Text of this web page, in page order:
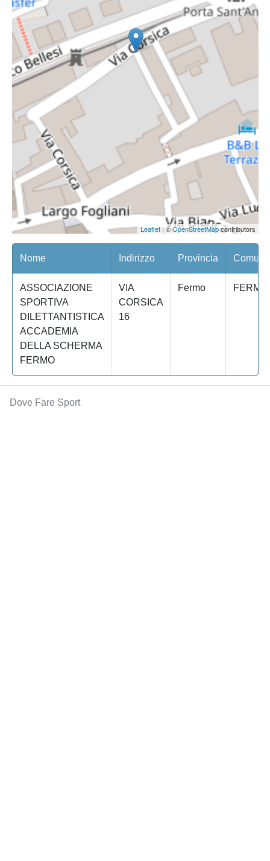
Leaflet| ©OpenStreetMapcontributors
Nome Indirizzo Provincia
ASSOCIAZIONE
SPORTIVA
DILETTANTISTICA
ACCADEMIA
DELLA SCHERMA
FERMO
VIA
CORSICA
16
Fermo FERMO
Dove Fare Sport